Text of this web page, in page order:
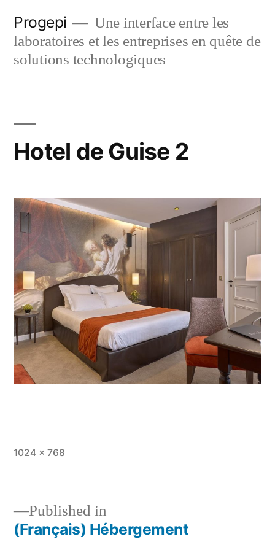
content
Progepi
Une interface entre les
laboratoires et les entreprises en quête de
solutions technologiques
Hotel de Guise 2
Full
1024 × 768
Post
Published in
(Français) Hébergement